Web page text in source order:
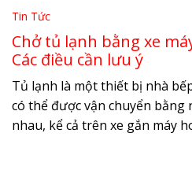
Tin Tức
Chở tủ lạnh bằng xe
Các điều cần lưu ý
Tủ lạnh là một thiết bị nhà
có thể được vận chuyển
nhau, kể cả trên xe gắn máy